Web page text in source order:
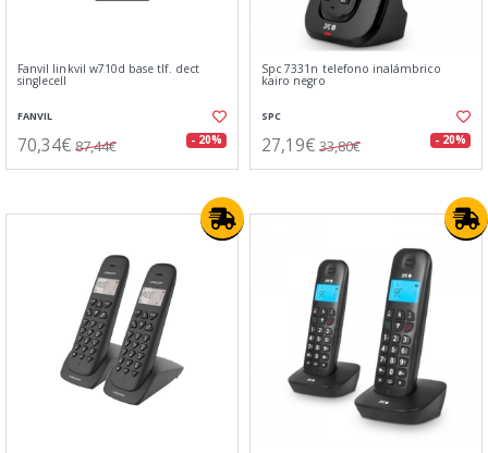
Fanvil linkvil w710d base tlf. dect
singlecell
FANVIL
70,34€ 87,44€ - 20%
Spc 7331n telefono inalámbrico
kairo negro
SPC
27,19€ 33,80€ - 20%